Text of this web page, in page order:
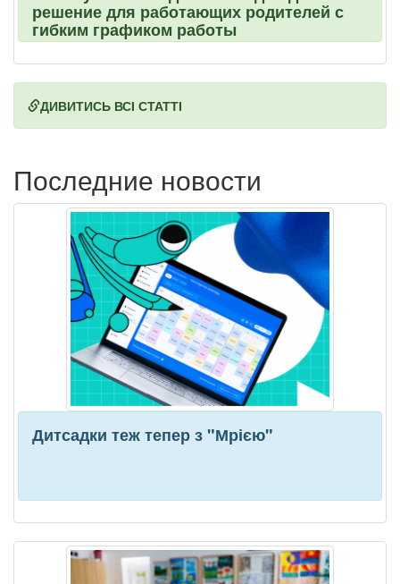
решение для работающих родителей с
гибким графиком работы
ДИВИТИСЬ ВСІ СТАТТІ
Последние новости
Дитсадки теж тепер з "Мрією"